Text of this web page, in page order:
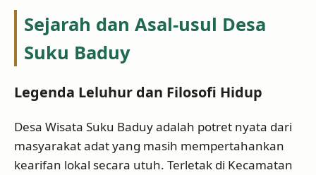
Sejarah dan Asal-usul Desa
Suku Baduy
Legenda Leluhur dan Filosofi Hidup
Desa Wisata Suku Baduy adalah potret nyata dari
masyarakat adat yang masih mempertahankan
kearifan lokal secara utuh. Terletak di Kecamatan